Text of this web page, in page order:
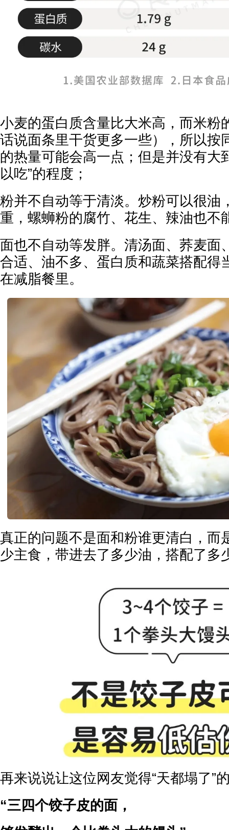
小麦的蛋白质含量比大米高，而米粉
话说面条里干货更多一些），所以按
的热量可能会高一点；但是并没有大
以吃”的程度；
粉并不自动等于清淡。炒粉可以很油
重，螺蛳粉的腐竹、花生、辣油也不
面也不自动等发胖。清汤面、荞麦面
合适、油不多、蛋白质和蔬菜搭配得
在减脂餐里。
真正的问题不是面和粉谁更清白，而
少主食，带进去了多少油，搭配了多
再来说说让这位网友觉得“天都塌了”
“三四个饺子皮的面，